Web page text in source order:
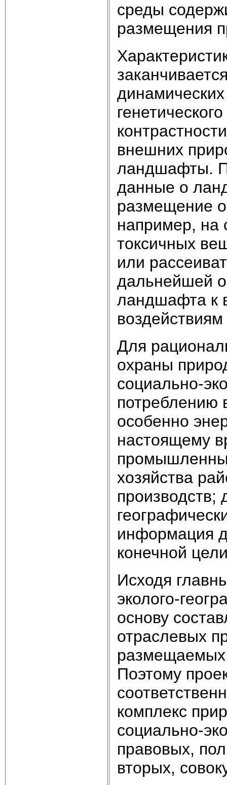
среды
размещения
внешних
ландшафты.
данные о
размещение
например, на
токсичных
или
дальнейшей
ландшафта к
Для
охраны
социально-
потреблению
особенно
настоящему
хозяйства
информация
конечной
Исходя
эколого-
основу
отраслевых
Поэтому
комплекс
социально-
правовых,
вторых,